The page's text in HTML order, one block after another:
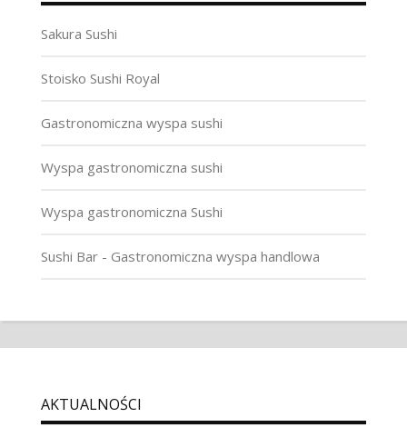
Sakura Sushi
Stoisko Sushi Royal
Gastronomiczna wyspa sushi
Wyspa gastronomiczna sushi
Wyspa gastronomiczna Sushi
Sushi Bar - Gastronomiczna wyspa handlowa
AKTUALNOŚCI